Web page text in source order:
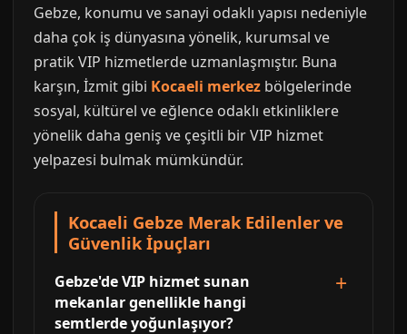
Gebze, konumu ve sanayi odaklı yapısı nedeniyle
daha çok iş dünyasına yönelik, kurumsal ve
pratik VIP hizmetlerde uzmanlaşmıştır. Buna
karşın, İzmit gibi Kocaeli merkez bölgelerinde
sosyal, kültürel ve eğlence odaklı etkinliklere
yönelik daha geniş ve çeşitli bir VIP hizmet
yelpazesi bulmak mümkündür.
Kocaeli Gebze Merak Edilenler ve
Güvenlik İpuçları
Gebze'de VIP hizmet sunan
mekanlar genellikle hangi
semtlerde yoğunlaşıyor?